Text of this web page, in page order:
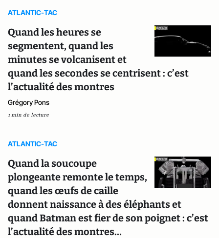
ATLANTIC-TAC
Quand les heures se
segmentent, quand les
minutes se volcanisent et
quand les secondes se centrisent : c’est
l’actualité des montres
Grégory Pons
1 min de lecture
ATLANTIC-TAC
Quand la soucoupe
plongeante remonte le temps,
quand les œufs de caille
donnent naissance à des éléphants et
quand Batman est fier de son poignet : c’est
l’actualité des montres…